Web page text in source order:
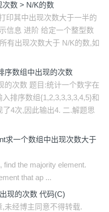
次数 > N/K的数
印其中出现次数大于一半的
信息 进阶 给定一个整型数
有出现次数大于 N/K的数,如
序数组中出现的次数
的次数 题目:统计一个数字在
排序数组{1,2,3,3,3,3,4,5}和
4次,因此输出4. 二.解题思
求一个数组中出现次数大于
find the majority element.
that ap ...
现的次数 代码(C)
未经博主同意不得转载.